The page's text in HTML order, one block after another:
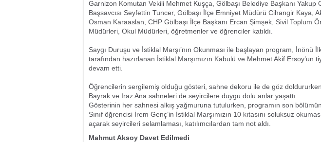
Garnizon Komutan Vekili Mehmet Kuşça, Gölbaşı Belediye Başkanı Yakup
Başsavcısı Seyfettin Tuncer, Gölbaşı İlçe Emniyet Müdürü Cihangir Kaya,
Osman Karaaslan, CHP Gölbaşı İlçe Başkanı Ercan Şimşek, Sivil Toplum
Müdürleri, Okul Müdürleri, öğretmenler ve öğrenciler katıldı.
Saygı Duruşu ve İstiklal Marşı’nın Okunması ile başlayan program, İnönü
tarafından hazırlanan İstiklal Marşımızın Kabulü ve Mehmet Akif Ersoy’un
devam etti.
Öğrencilerin sergilemiş olduğu gösteri, sahne dekoru ile de göz doldururken,
Bayrak ve Iraz Ana sahneleri de seyircilere duygu dolu anlar yaşattı.
Gösterinin her sahnesi alkış yağmuruna tutulurken, programın son
Sınıf öğrencisi İrem Genç’in İstiklal Marşımızın 10 kıtasını soluksuz
açarak seyircileri selamlaması, katılımcılardan tam not aldı.
Mahmut Aksoy Davet Edilmedi